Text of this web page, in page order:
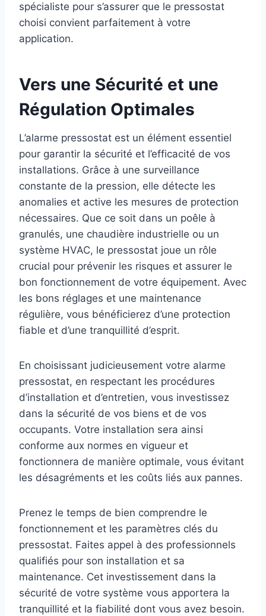
spécialiste pour s’assurer que le pressostat
choisi convient parfaitement à votre
application.
Vers une Sécurité et une
Régulation Optimales
L’alarme pressostat est un élément essentiel
pour garantir la sécurité et l’efficacité de vos
installations. Grâce à une surveillance
constante de la pression, elle détecte les
anomalies et active les mesures de protection
nécessaires. Que ce soit dans un poêle à
granulés, une chaudière industrielle ou un
système HVAC, le pressostat joue un rôle
crucial pour prévenir les risques et assurer le
bon fonctionnement de votre équipement. Avec
les bons réglages et une maintenance
régulière, vous bénéficierez d’une protection
fiable et d’une tranquillité d’esprit.
En choisissant judicieusement votre alarme
pressostat, en respectant les procédures
d’installation et d’entretien, vous investissez
dans la sécurité de vos biens et de vos
occupants. Votre installation sera ainsi
conforme aux normes en vigueur et
fonctionnera de manière optimale, vous évitant
les désagréments et les coûts liés aux pannes.
Prenez le temps de bien comprendre le
fonctionnement et les paramètres clés du
pressostat. Faites appel à des professionnels
qualifiés pour son installation et sa
maintenance. Cet investissement dans la
sécurité de votre système vous apportera la
tranquillité et la fiabilité dont vous avez besoin.